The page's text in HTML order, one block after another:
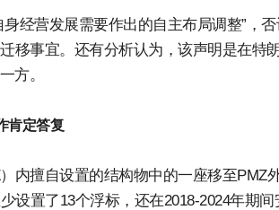
经营发展需要作出的自主布局调整”，
移事宜。还有分析认为，该声明是在特
方。
肯定答复
内擅自设置的结构物中的一座移至PMZ
设置了13个浮标，还在2018-2024年期